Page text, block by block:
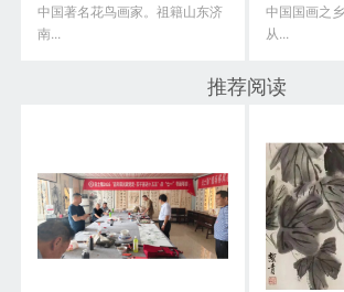
中国著名花鸟画家。祖籍山东济
南...
中国国画之
从...
推荐阅读